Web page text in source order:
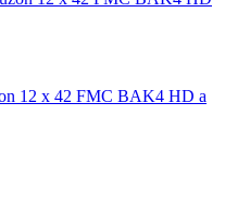
12 x 42 FMC BAK4 HD a